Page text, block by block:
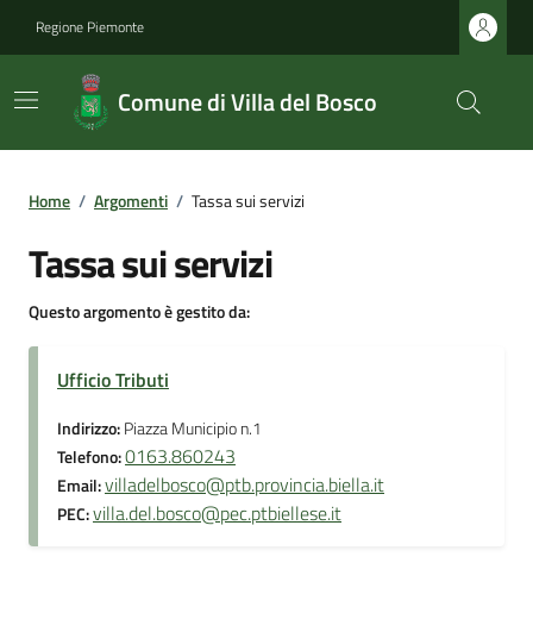
Regione Piemonte
Comune di Villa del Bosco
Home / Argomenti / Tassa sui servizi
Tassa sui servizi
Questo argomento è gestito da:
Ufficio Tributi
Indirizzo:Piazza Municipio n.1
Telefono:0163.860243
Email:villadelbosco@ptb.provincia.biella.it
PEC:villa.del.bosco@pec.ptbiellese.it